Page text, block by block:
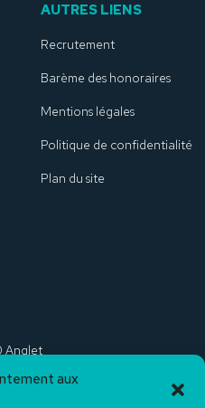
aux
AUTRES LIENS
Recrutement
Barème des honoraires
Mentions légales
Politique de confidentialité
Plan du site
Anglet